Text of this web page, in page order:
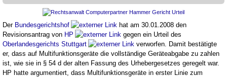
Der Bundesgerichtshof
hat am 30.01.2008 den
Revisionsantrag von HP
gegen ein Urteil des
Oberlandesgerichts Stuttgart
verworfen. Damit bestätigte
er, dass auf Multifunktionsgeräte die vollständige Geräteabgabe zu zahlen
ist, wie sie in § 54 d der alten Fassung des Urhebergesetzes geregelt war.
HP hatte argumentiert, dass Multifunktionsgeräte in erster Linie zum